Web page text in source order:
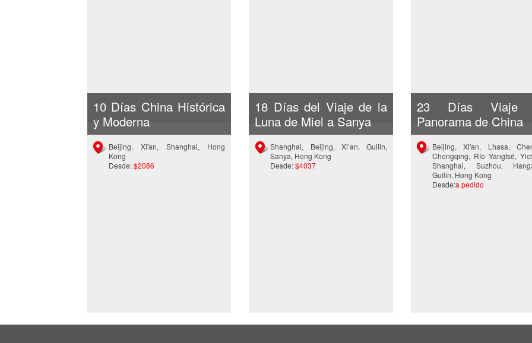
10 Días China Histórica
y Moderna
Beijing, Xi'an, Shanghai, Hong
Kong
Desde:$2086
18 Días del Viaje de la
Luna de Miel a Sanya
Shanghai, Beijing, Xi’an, Guilin,
Sanya, Hong Kong
Desde:$4037
23 Días Viaje
Panorama de China
Beijing, Xi'an, Lhasa,
Chongqing, Río Yangtsé,
Shanghai, Suzhou,
Guilin, Hong Kong
Desde:a pedido